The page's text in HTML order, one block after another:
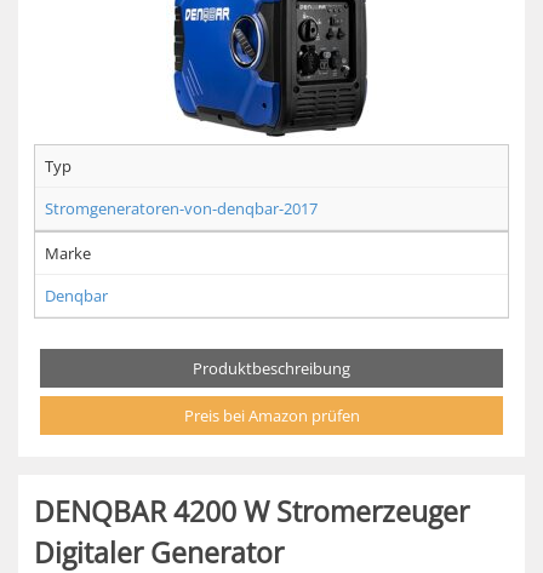
Typ
Stromgeneratoren-von-denqbar-2017
Marke
Denqbar
Produktbeschreibung
Preis bei Amazon prüfen
DENQBAR 4200 W Stromerzeuger
Digitaler Generator